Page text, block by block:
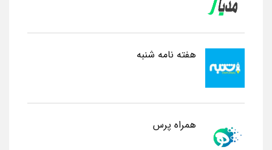
هفته نامه شنبه
همراه پرس